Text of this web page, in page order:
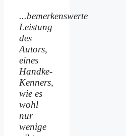
...bemerkenswerte
Leistung
des
Autors,
eines
Handke-
Kenners,
wie es
wohl
nur
wenige